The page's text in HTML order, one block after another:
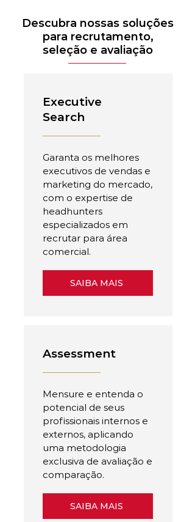
Descubra nossas soluções
para recrutamento,
seleção e avaliação
Executive
Search
Garanta os melhores
executivos de vendas e
marketing do mercado,
com o expertise de
headhunters
especializados em
recrutar para área
comercial.
SAIBA MAIS
Assessment
Mensure e entenda o
potencial de seus
profissionais internos e
externos, aplicando
uma metodologia
exclusiva de avaliação e
comparação.
SAIBA MAIS